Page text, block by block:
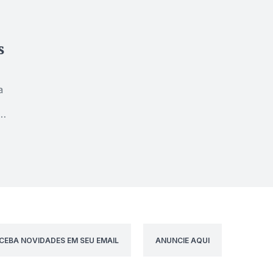
NOVIDADES EM SEU EMAIL ANUNCIE AQUI